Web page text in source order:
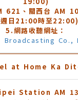
621、關西台 AM
日21:00時至22:00)
5.網路收聽網址：
Broadcasting Co.,
at Home Ka
Station AM